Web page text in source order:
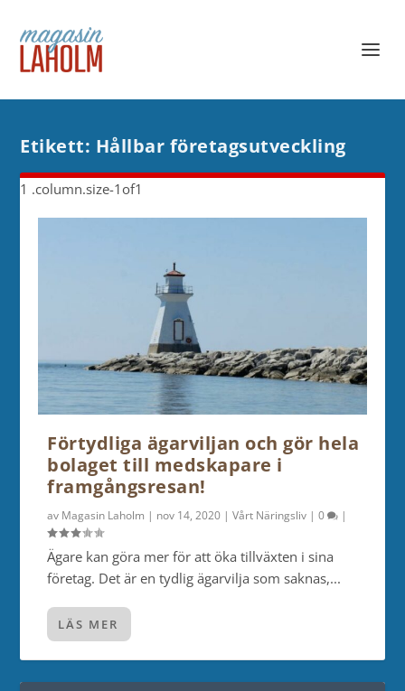
Etikett: Hållbar företagsutveckling
Förtydliga ägarviljan och gör hela
bolaget till medskapare i
framgångsresan!
av Magasin Laholm | nov 14, 2020 |Vårt Näringsliv |0 |
Ägare kan göra mer för att öka tillväxten i sina
företag. Det är en tydlig ägarvilja som saknas,...
LÄS MER